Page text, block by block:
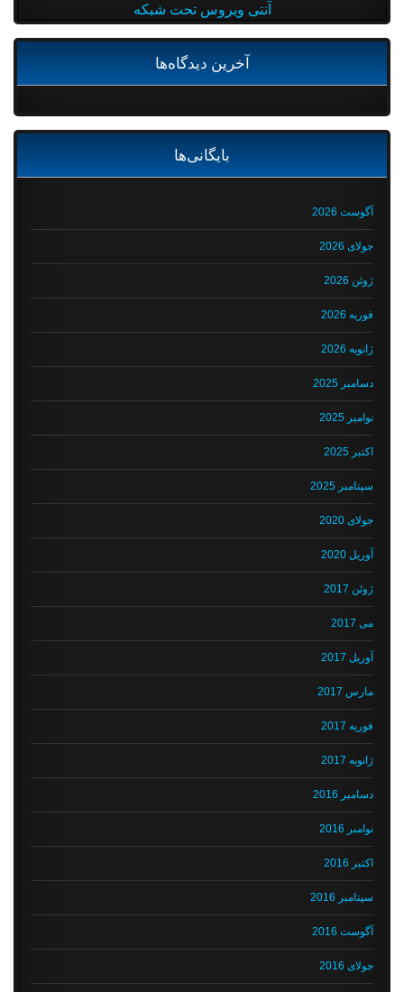
آنتی ویروس تحت شبکه
آخرین دیدگاه‌ها
بایگانی‌ها
آگوست 2026
جولای 2026
ژوئن 2026
فوریه 2026
ژانویه 2026
دسامبر 2025
نوامبر 2025
اکتبر 2025
سپتامبر 2025
جولای 2020
آوریل 2020
ژوئن 2017
می 2017
آوریل 2017
مارس 2017
فوریه 2017
ژانویه 2017
دسامبر 2016
نوامبر 2016
اکتبر 2016
سپتامبر 2016
آگوست 2016
جولای 2016